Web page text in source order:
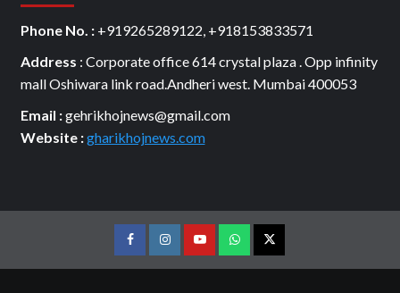
Phone No. : +919265289122, +918153833571
Address : Corporate office 614 crystal plaza . Opp infinity
mall Oshiwara link road.Andheri west. Mumbai 400053
Email :gehrikhojnews@gmail.com
Website :gharikhojnews.com
FacebookInstagramyoutubeWhatsTwitter